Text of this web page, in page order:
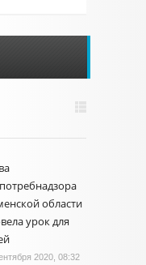
области
урок для
2020, 08:32